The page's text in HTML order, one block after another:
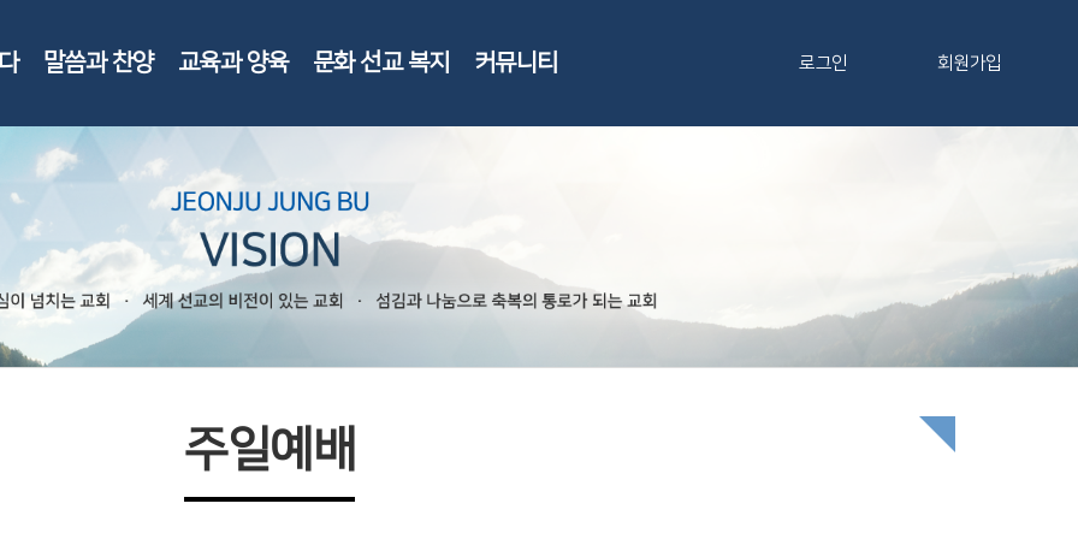
말씀과 찬양 교육과 양육 문화 선교 복지 커뮤니티 로그인 회원가입
주일예배